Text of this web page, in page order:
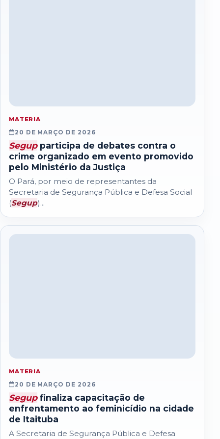
MATERIA
20 DE MARÇO DE 2026
Segupparticipa de debates contra o
crime organizado em evento promovido
pelo Ministério da Justiça
O Pará, por meio de representantes da
Secretaria de Segurança Pública e Defesa Social
(Segup)...
MATERIA
20 DE MARÇO DE 2026
Segupfinaliza capacitação de
enfrentamento ao feminicídio na cidade
de Itaituba
A Secretaria de Segurança Pública e Defesa